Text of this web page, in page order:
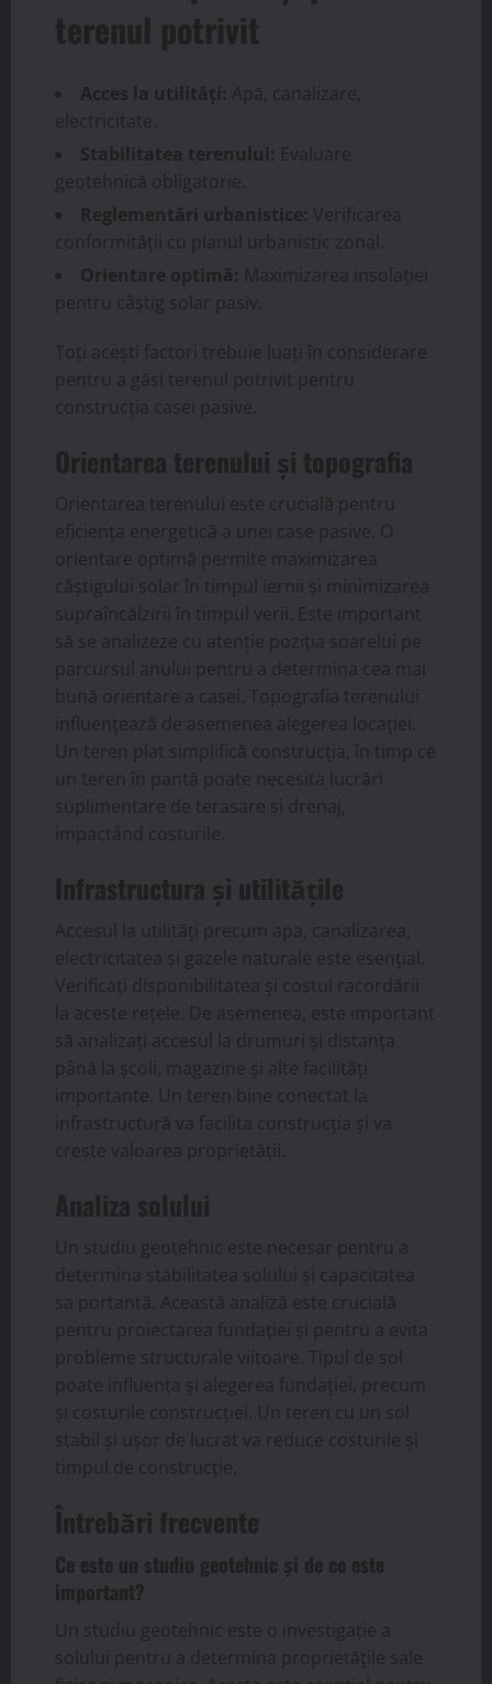
terenul potrivit
Acces la utilități: Apă, canalizare,
electricitate.
Stabilitatea terenului: Evaluare
geotehnică obligatorie.
Reglementări urbanistice: Verificarea
conformității cu planul urbanistic zonal.
Orientare optimă: Maximizarea insolației
pentru câștig solar pasiv.
Toți acești factori trebuie luați în considerare
pentru a găsi terenul potrivit pentru
construcția casei pasive.
Orientarea terenului și topografia
Orientarea terenului este crucială pentru
eficiența energetică a unei case pasive. O
orientare optimă permite maximizarea
câștigului solar în timpul iernii și minimizarea
supraîncălzirii în timpul verii. Este important
să se analizeze cu atenție poziția soarelui pe
parcursul anului pentru a determina cea mai
bună orientare a casei. Topografia terenului
influențează de asemenea alegerea locației.
Un teren plat simplifică construcția, în timp ce
un teren în pantă poate necesita lucrări
suplimentare de terasare și drenaj,
impactând costurile.
Infrastructura și utilitățile
Accesul la utilități precum apa, canalizarea,
electricitatea și gazele naturale este esențial.
Verificați disponibilitatea și costul racordării
la aceste rețele. De asemenea, este important
să analizați accesul la drumuri și distanța
până la școli, magazine și alte facilități
importante. Un teren bine conectat la
infrastructură va facilita construcția și va
crește valoarea proprietății.
Analiza solului
Un studiu geotehnic este necesar pentru a
determina stabilitatea solului și capacitatea
sa portantă. Această analiză este crucială
pentru proiectarea fundației și pentru a evita
probleme structurale viitoare. Tipul de sol
poate influența și alegerea fundației, precum
și costurile construcției. Un teren cu un sol
stabil și ușor de lucrat va reduce costurile și
timpul de construcție.
Întrebări frecvente
Ce este un studiu geotehnic și de ce este
important?
Un studiu geotehnic este o investigație a
solului pentru a determina proprietățile sale